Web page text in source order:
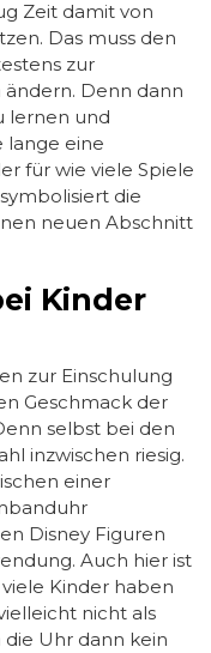
Zeit damit von
Das muss den
zur
ändern. Denn dann
lernen und
lange eine
für wie viele Spiele
die
neuen Abschnitt
Kinder
zur Einschulung
Geschmack der
selbst bei den
inzwischen riesig.
einer
Disney Figuren
Auch hier ist
Kinder haben
nicht als
Uhr dann kein